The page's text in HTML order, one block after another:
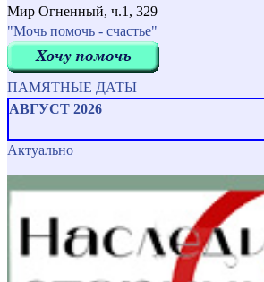
Мир Огненный, ч.1, 329
"Мочь помочь - счастье"
ПАМЯТНЫЕ ДАТЫ
АВГУСТ 2026
Актуально